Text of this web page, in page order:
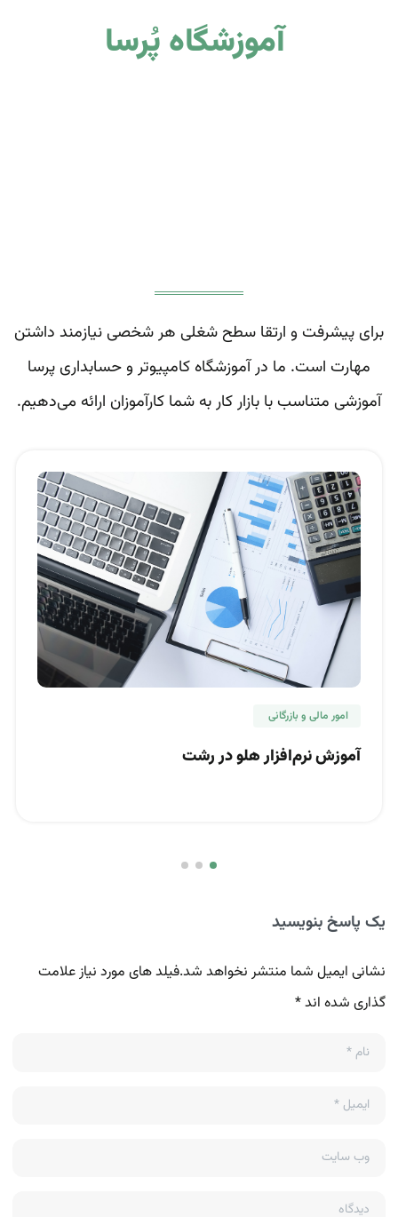
آموزشگاهپُرسا
برای پیشرفت و ارتقا سطح شغلی هر شخصی نیازمند داشتن
مهارت است. ما در آموزشگاه کامپیوتر و حسابداری پرسا
آموزشی متناسب با بازار کار به شما کارآموزان ارائه می‌دهیم.
امور مالی و بازرگانی
آموزش نرم‌افزار هلو در رشت
یک پاسخ بنویسید
نشانی ایمیل شما منتشر نخواهد شد.فیلد های مورد نیاز علامت
گذاری شده اند *
نام*
ایمیل*
وب سایت
دیدگاه